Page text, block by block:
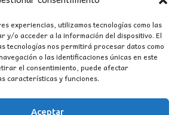
experiencias, utilizamos tecnologías como las
y/o acceder a la información del dispositivo. El
tecnologías nos permitirá procesar datos como
o las identificaciones únicas en este
el consentimiento, puede afectar
características y funciones.
Aceptar